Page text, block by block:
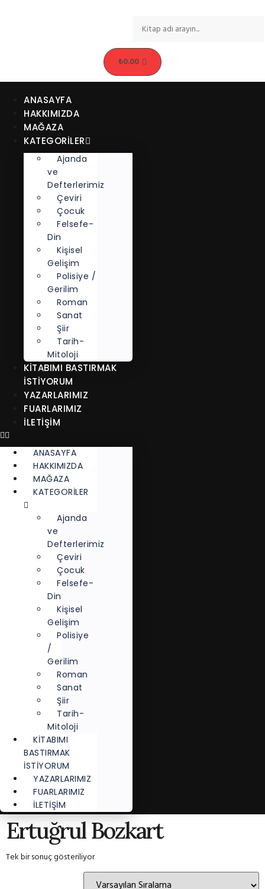
₺0.00
ANASAYFA
HAKKIMIZDA
MAĞAZA
KATEGORİLER
Ajanda
ve
Defterlerimiz
Çeviri
Çocuk
Felsefe-
Din
Kişisel
Gelişim
Polisiye /
Gerilim
Roman
Sanat
Şiir
Tarih-
Mitoloji
KITABIMI BASTIRMAK
İSTIYORUM
YAZARLARIMIZ
FUARLARIMIZ
İLETİŞİM
ANASAYFA
HAKKIMIZDA
MAĞAZA
KATEGORİLER
Ajanda
ve
Defterlerimiz
Çeviri
Çocuk
Felsefe-
Din
Kişisel
Gelişim
Polisiye
/
Gerilim
Roman
Sanat
Şiir
Tarih-
Mitoloji
KITABIMI
BASTIRMAK
İSTIYORUM
YAZARLARIMIZ
FUARLARIMIZ
İLETİŞİM
Ertuğrul Bozkart
Tek bir sonuç gösteriliyor